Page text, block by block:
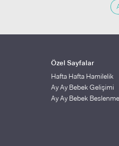
Özel Sayfalar
Hafta Hafta Hamilelik
Ay Ay Bebek Gelişimi
Ay Ay Bebek